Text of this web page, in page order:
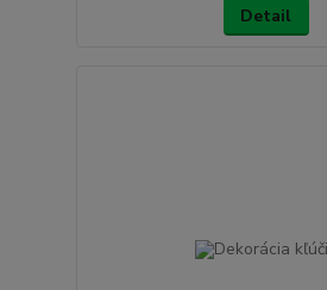
Detail